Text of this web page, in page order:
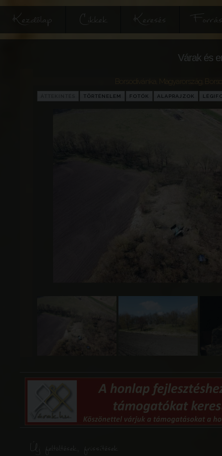
Kezdőlap Cikkek Keresés
Várak és
Magyarország
TÖRTÉNELEM FOTÓK ALAPRAJZOK
Új feltöltések, frissítések